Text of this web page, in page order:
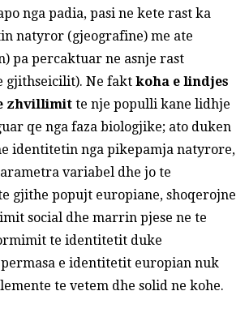
nga padia, pasi ne kete rast ka
natyror (gjeografine) me ate
pa percaktuar ne asnje rast
gjithseicilit). Ne fakt koha e lindjes
zhvillimit te nje populli kane lidhje
qe nga faza biologjike; ato duken
identitetin nga pikepamja natyrore,
variabel dhe jo te
gjithe popujt europiane, shoqerojne
social dhe marrin pjese ne te
te identitetit duke
e identitetit europian nuk
te vetem dhe solid ne kohe.